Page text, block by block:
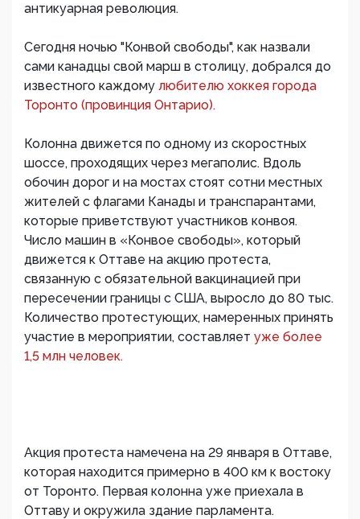
антикуарная революция.
Сегодня ночью "Конвой свободы", как назвали
сами канадцы свой марш в столицу, добрался до
известного каждому любителю хоккея города
Торонто (провинция Онтарио).
Колонна движется по одному из скоростных
шоссе, проходящих через мегаполис. Вдоль
обочин дорог и на мостах стоят сотни местных
жителей с флагами Канады и транспарантами,
которые приветствуют участников конвоя.
Число машин в «Конвое свободы», который
движется к Оттаве на акцию протеста,
связанную с обязательной вакцинацией при
пересечении границы с США, выросло до 80 тыс.
Количество протестующих, намеренных принять
участие в мероприятии, составляет уже более
1,5 млн человек.
Акция протеста намечена на 29 января в Оттаве,
которая находится примерно в 400 км к востоку
от Торонто. Первая колонна уже приехала в
Оттаву и окружила здание парламента.